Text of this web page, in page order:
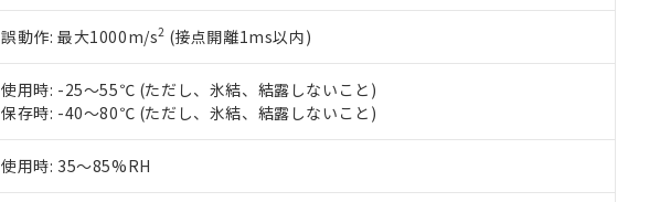
誤動作: 最大1000m/s2 (接点開離1ms以内)
使用時: -25～55℃ (ただし、氷結、結露しないこと)
保存時: -40～80℃ (ただし、氷結、結露しないこと)
使用時: 35～85%RH